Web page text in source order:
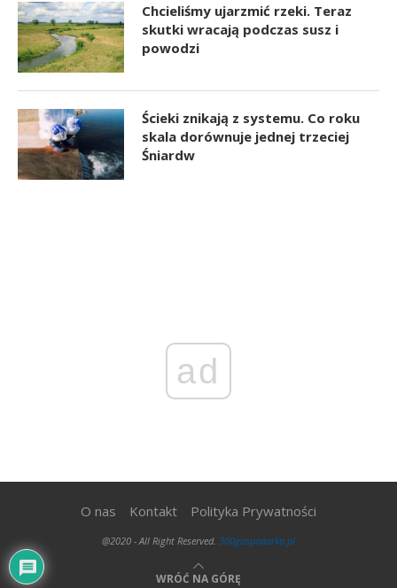
Chcieliśmy ujarzmić rzeki. Teraz
skutki wracają podczas susz i
powodzi
Ścieki znikają z systemu. Co roku
skala dorównuje jednej trzeciej
Śniardw
ad
O nas Kontakt Polityka Prywatności
@2020 - All Right Reserved. 300gospodarka.pl
WRÓĆ NA GÓRĘ